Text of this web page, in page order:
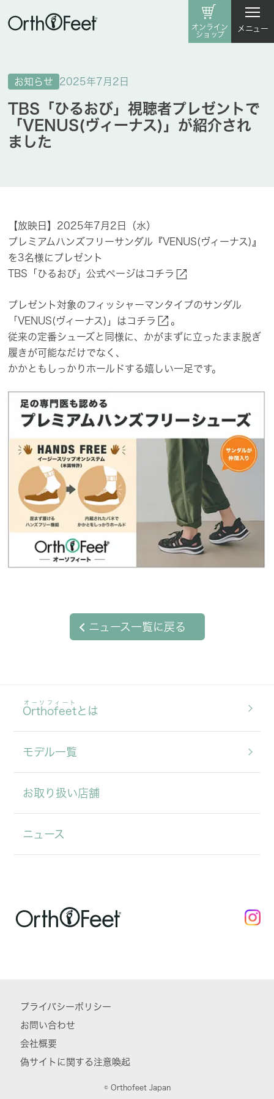
オンライン
ショップ
メニュー
お知らせ 2025年7月2日
TBS「ひるおび」視聴者プレゼントで
「VENUS(ヴィーナス)」が紹介され
ました
【放映日】2025年7月2日​（水）
プレミアムハンズフリーサンダル『VENUS(ヴィーナス)』
を​3名様に​プレゼント
TBS​「ひる​おび」​公式ページは​コチラ open_in_new
プレゼント対象の​フィッシャーマンタイプの​サンダル​
「VENUS(ヴィーナス)」は​コチラ open_in_new 。
従来の​定番シューズと​同様に、​かが​まずに​立ったまま​脱ぎ​
履きが​可能なだけでなく、
かかともしっかり​ホールドする​嬉しい​一足です。​
ニュース一覧に戻る
Orthofeet
オーソフィート
とは
モデル一覧
お取り扱い店舗
ニュース
プライバシーポリシー
お問い合わせ
会社概要
偽サイトに関する注意喚起
© Orthofeet Japan